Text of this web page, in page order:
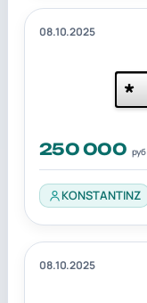
08.10.2025
*
250 000 руб
KONSTANTINZ
08.10.2025